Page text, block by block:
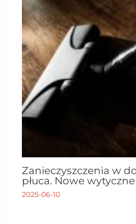
Zanieczyszczenia w
płuca. Nowe wytyczne
2025-06-10